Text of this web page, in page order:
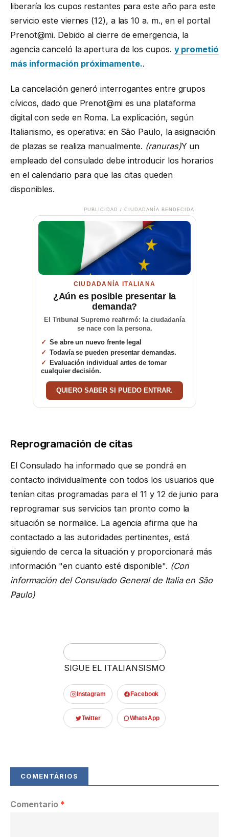
liberaría los cupos restantes para este año para este
servicio este viernes (12), a las 10 a. m., en el portal
Prenot@mi. Debido al cierre de emergencia, la
agencia canceló la apertura de los cupos. y prometió
más información próximamente..
La cancelación generó interrogantes entre grupos
cívicos, dado que Prenot@mi es una plataforma
digital con sede en Roma. La explicación, según
Italianismo, es operativa: en São Paulo, la asignación
de plazas se realiza manualmente. (ranuras)Y un
empleado del consulado debe introducir los horarios
en el calendario para que las citas queden
disponibles.
PUBLICIDAD / CIUDADANÍA BENDECIDA
CIUDADANÍA ITALIANA
¿Aún es posible presentar la
demanda?
El Tribunal Supremo reafirmó: la ciudadanía
se nace con la persona.
Se abre un nuevo frente legal
Todavía se pueden presentar demandas.
Evaluación individual antes de tomar
cualquier decisión.
QUIERO SABER SI PUEDO ENTRAR.
Reprogramación de citas
El Consulado ha informado que se pondrá en
contacto individualmente con todos los usuarios que
tenían citas programadas para el 11 y 12 de junio para
reprogramar sus servicios tan pronto como la
situación se normalice. La agencia afirma que ha
contactado a las autoridades pertinentes, está
siguiendo de cerca la situación y proporcionará más
información "en cuanto esté disponible". (Con
información del Consulado General de Italia en São
Paulo)
SIGUE EL ITALIANSISMO
Instagram Facebook
Twitter WhatsApp
Comentario *